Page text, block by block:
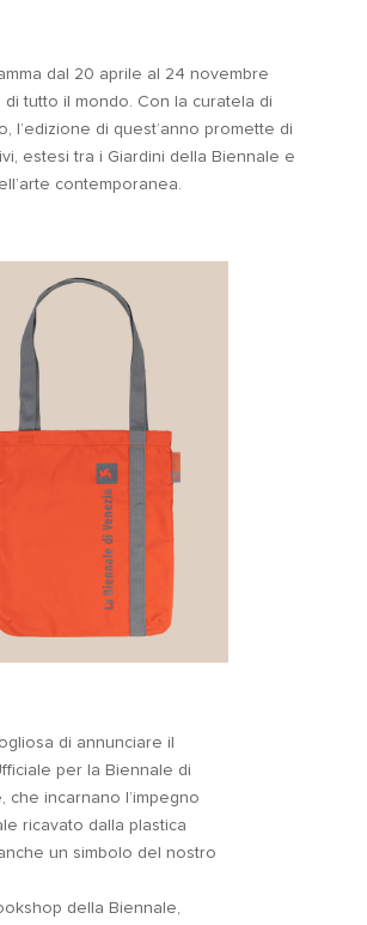
dal 20 aprile al 24 novembre
tutto il mondo. Con la curatela di
l’edizione di quest’anno promette di
estesi tra i Giardini della Biennale e
contemporanea.
di annunciare il
per la Biennale di
che incarnano l’impegno
ricavato dalla plastica
un simbolo del nostro
della Biennale,